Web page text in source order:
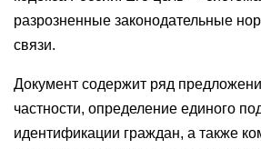
разрозненные законодательные
связи.
Документ содержит ряд
частности, определение единого
идентификации граждан, а также